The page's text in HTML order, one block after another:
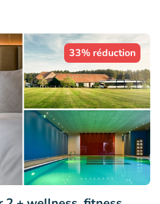
33% réduction